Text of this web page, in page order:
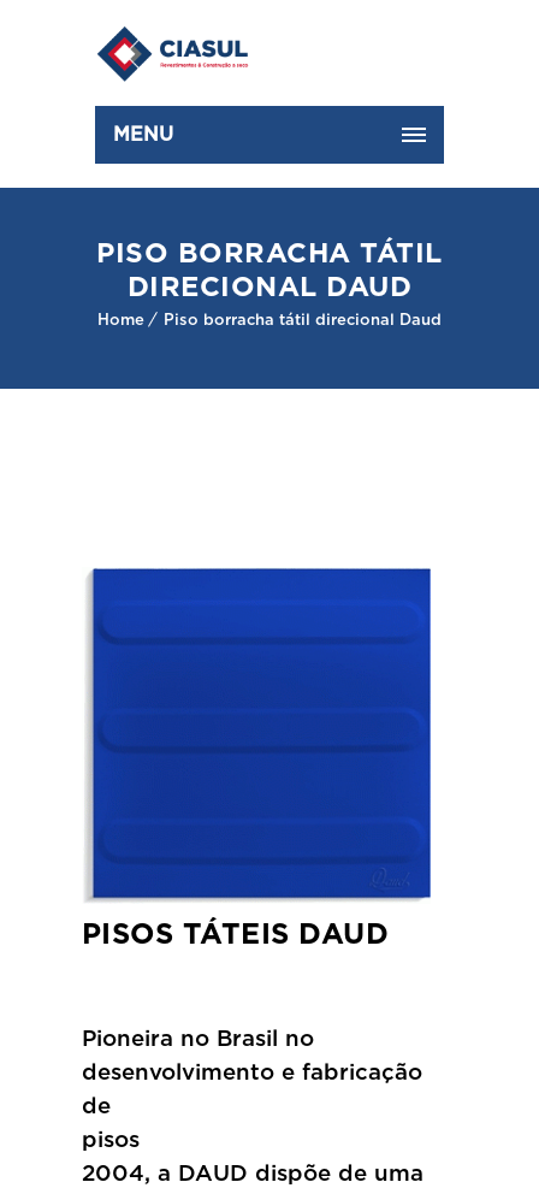
MENU
PISO BORRACHA TÁTIL
DIRECIONAL DAUD
Home Piso borracha tátil direcional Daud
PISOS TÁTEIS DAUD
Pioneira no Brasil no
desenvolvimento e fabricação
de
pisos
2004, a DAUD dispõe de uma